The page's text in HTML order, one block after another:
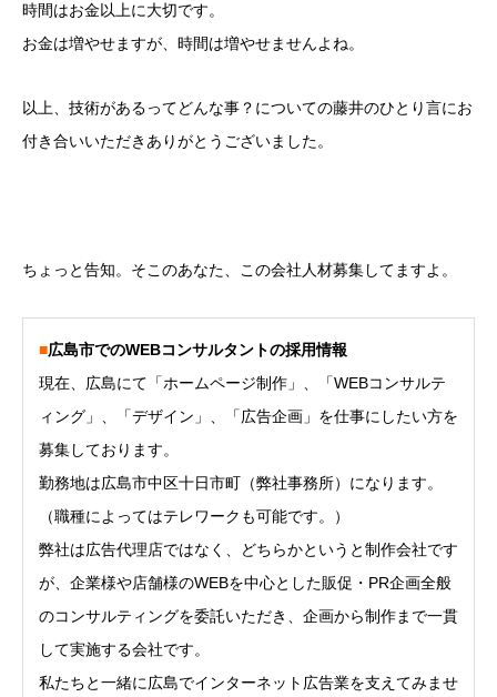
時間はお金以上に大切です。
お金は増やせますが、時間は増やせませんよね。
以上、技術があるってどんな事？についての藤井のひとり言にお
付き合いいただきありがとうございました。
ちょっと告知。そこのあなた、この会社人材募集してますよ。
■広島市でのWEBコンサルタントの採用情報
現在、広島にて「ホームページ制作」、「WEBコンサルテ
ィング」、「デザイン」、「広告企画」を仕事にしたい方を
募集しております。
勤務地は広島市中区十日市町（弊社事務所）になります。
（職種によってはテレワークも可能です。）
弊社は広告代理店ではなく、どちらかというと制作会社です
が、企業様や店舗様のWEBを中心とした販促・PR企画全般
のコンサルティングを委託いただき、企画から制作まで一貫
して実施する会社です。
私たちと一緒に広島でインターネット広告業を支えてみませ